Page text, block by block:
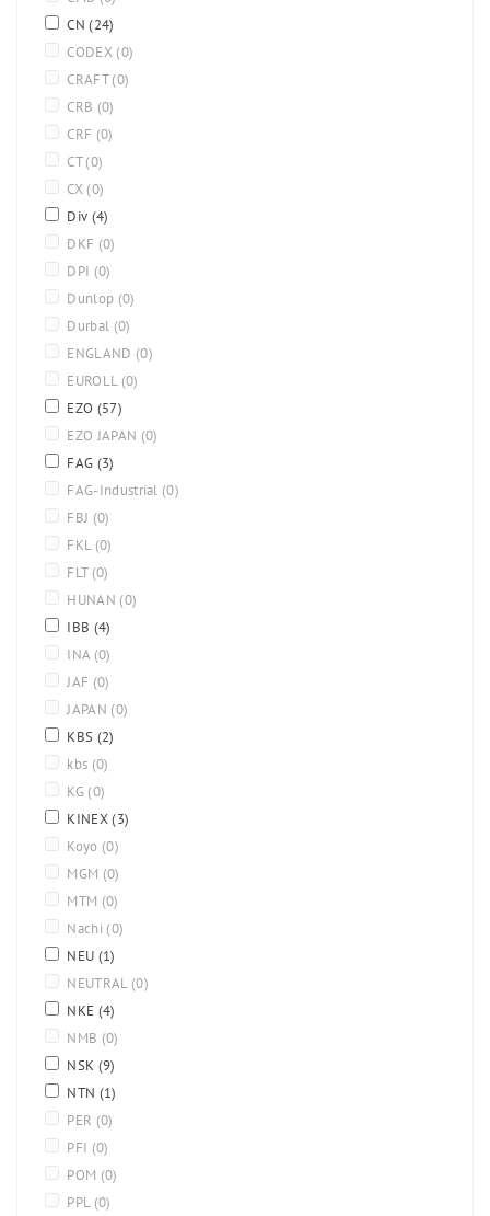
CN(24)
CODEX (0)
CRAFT(0)
CRB (0)
CRF (0)
CT(0)
CX (0)
Div (4)
DKF (0)
DPI (0)
Dunlop (0)
Durbal (0)
ENGLAND (0)
EUROLL (0)
EZO (57)
EZO JAPAN (0)
FAG (3)
FAG-Industrial (0)
FBJ (0)
FKL (0)
FLT (0)
HUNAN (0)
IBB (4)
INA (0)
JAF (0)
JAPAN (0)
KBS (2)
kbs (0)
KG (0)
KINEX(3)
Koyo (0)
MGM (0)
MTM (0)
Nachi (0)
NEU (1)
NEUTRAL (0)
NKE (4)
NMB (0)
NSK (9)
NTN (1)
PER (0)
PFI (0)
POM (0)
PPL (0)